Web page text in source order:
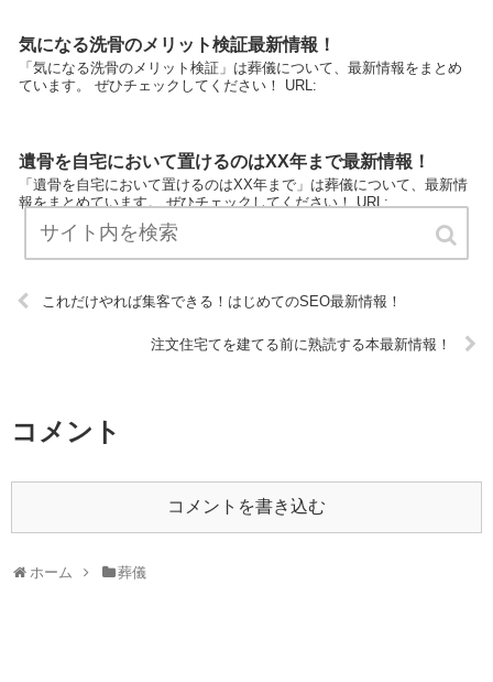
気になる洗骨のメリット検証最新情報！
「気になる洗骨のメリット検証」は葬儀について、最新情報をまとめ
ています。 ぜひチェックしてください！ URL:
遺骨を自宅において置けるのはXX年まで最新情報！
「遺骨を自宅において置けるのはXX年まで」は葬儀について、最新情
報をまとめています。 ぜひチェックしてください！ URL:
これだけやれば集客できる！はじめてのSEO最新情報！
注文住宅てを建てる前に熟読する本最新情報！
コメント
コメントを書き込む
ホーム 葬儀